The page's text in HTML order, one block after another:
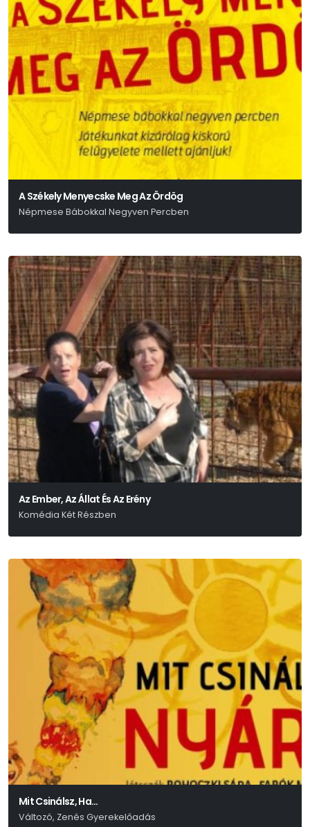
A Székely Menyecske Meg Az Ördög
Népmese Bábokkal Negyven Percben
Az Ember, Az Állat És Az Erény
Komédia Két Részben
Mit Csinálsz, Ha…
Változó, Zenés Gyerekelőadás